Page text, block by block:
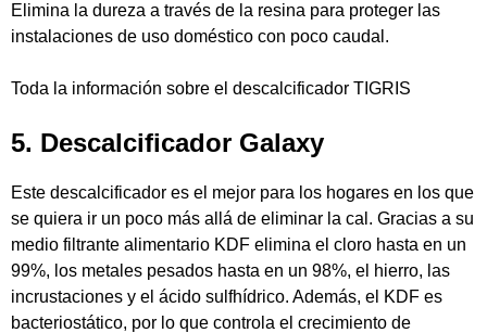
Elimina la dureza a través de la resina para proteger las
instalaciones de uso doméstico con poco caudal.
Toda la información sobre el descalcificador TIGRIS
5. Descalcificador Galaxy
Este descalcificador es el mejor para los hogares en los que
se quiera ir un poco más allá de eliminar la cal. Gracias a su
medio filtrante alimentario KDF elimina el cloro hasta en un
99%, los metales pesados hasta en un 98%, el hierro, las
incrustaciones y el ácido sulfhídrico. Además, el KDF es
bacteriostático, por lo que controla el crecimiento de